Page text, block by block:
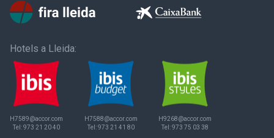
Hotels a Lleida:
H7589@accor.com
Tel:973 21 20 40
H7588@accor.com
Tel:973 21 41 80
H9268@accor.com
Tel:973 75 03 38